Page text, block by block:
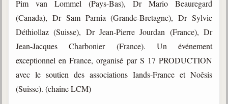
Enseignement
Cours dispensés au Centre
Posez-nous des questions
Consultez les réponses
Pim van Lommel (Pays-Bas), Dr Mario Beauregard
(Canada), Dr Sam Parnia (Grande-Bretagne), Dr Sylvie
Déthiollaz (Suisse), Dr Jean-Pierre Jourdan (France), Dr
Jean-Jacques Charbonier (France). Un événement
exceptionnel en France, organisé par S 17 PRODUCTION
avec le soutien des associations Iands-France et Noêsis
(Suisse). (chaine LCM)